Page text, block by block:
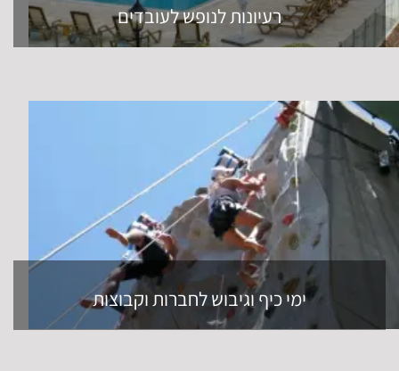
רעיונות לנופש לעובדים
ימי כיף וגיבוש לחברות וקבוצות